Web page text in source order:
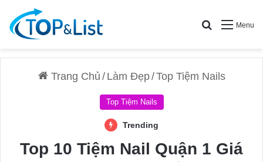
Menu
Search for
Trang Chủ / Làm Đẹp/Top Tiệm Nails
Top Tiệm Nails
Trending
Top 10 Tiệm Nail Quận 1 Giá